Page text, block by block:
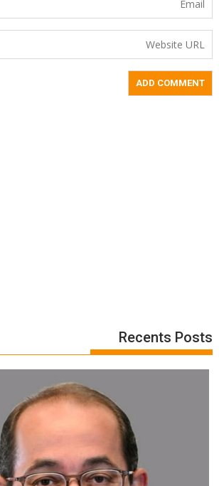
Recents Posts